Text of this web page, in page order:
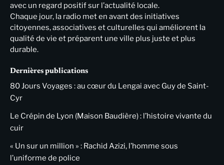
avec un regard positif sur l’actualité locale.
Chaque jour, la radio met en avant des initiatives
citoyennes, associatives et culturelles qui améliorent la
qualité de vie et préparent une ville plus juste et plus
durable.
Dernières publications
80 Jours Voyages : au cœur du Lengai avec Guy de Saint-
Cyr
Le Crépin de Lyon (Maison Baudière) : l’histoire vivante du
cuir
« Un sur un million » : Rachid Azizi, l’homme sous
l’uniforme de police